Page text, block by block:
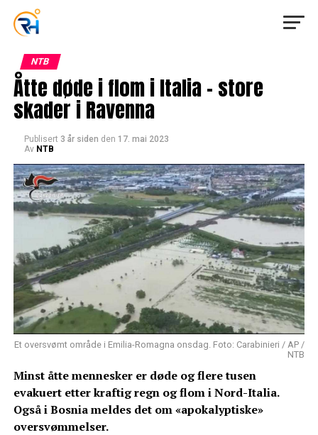
NTB
Åtte døde i flom i Italia – store
skader i Ravenna
Publisert 3 år siden den 17. mai 2023
Av NTB
Et oversvømt område i Emilia-Romagna onsdag. Foto: Carabinieri / AP /
NTB
Minst åtte mennesker er døde og flere tusen
evakuert etter kraftig regn og flom i Nord-Italia.
Også i Bosnia meldes det om «apokalyptiske»
oversvømmelser.